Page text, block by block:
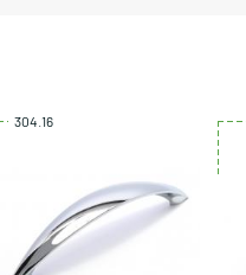
304.16